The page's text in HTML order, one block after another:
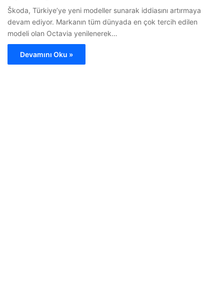
Škoda, Türkiye’ye yeni modeller sunarak iddiasını artırmaya
devam ediyor. Markanın tüm dünyada en çok tercih edilen
modeli olan Octavia yenilenerek…
Devamını Oku »